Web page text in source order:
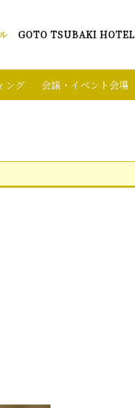
GOTO TSUBAKI HOTEL
ング 会議・イベント会場